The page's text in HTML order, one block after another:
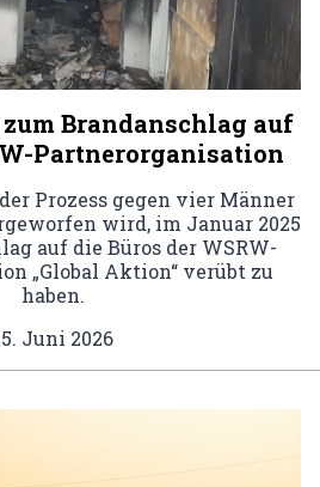
Brandanschlag auf
Partnerorganisation
Prozess gegen vier Männer
wird, im Januar 2025
auf die Büros der WSRW-
„Global Aktion“ verübt zu
haben.
Juni 2026